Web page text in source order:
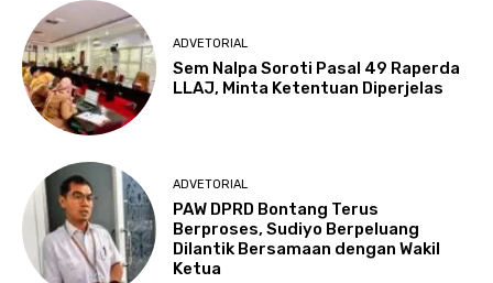
ADVETORIAL
Sem Nalpa Soroti Pasal 49 Raperda
LLAJ, Minta Ketentuan Diperjelas
ADVETORIAL
PAW DPRD Bontang Terus
Berproses, Sudiyo Berpeluang
Dilantik Bersamaan dengan Wakil
Ketua